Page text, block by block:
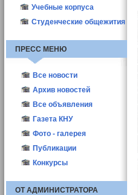
Учебные корпуса
Студенческие общежития
ПРЕСС МЕНЮ
Все новости
Новости КНУ
Абитуриент-2021
Новости структур
Другие новости
Актуальные
Выборы деканов-2011
Архив новостей
Все объявления
Газета КНУ
2010
2011
2012
Фото - галерея
Публикации
ППС
Конкурсы
ОТ АДМИНИСТРАТОРА